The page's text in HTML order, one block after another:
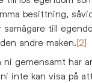
besittning,
till
andre maken. [2]
gemensamt har
inte kan visa på